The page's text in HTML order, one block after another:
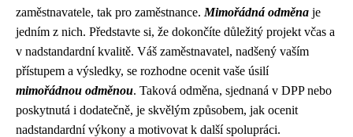
zaměstnavatele, tak pro zaměstnance. Mimořádná odměna je
jedním z nich. Představte si, že dokončíte důležitý projekt včas a
v nadstandardní kvalitě. Váš zaměstnavatel, nadšený vaším
přístupem a výsledky, se rozhodne ocenit vaše úsilí
mimořádnou odměnou. Taková odměna, sjednaná v DPP nebo
poskytnutá i dodatečně, je skvělým způsobem, jak ocenit
nadstandardní výkony a motivovat k další spolupráci.